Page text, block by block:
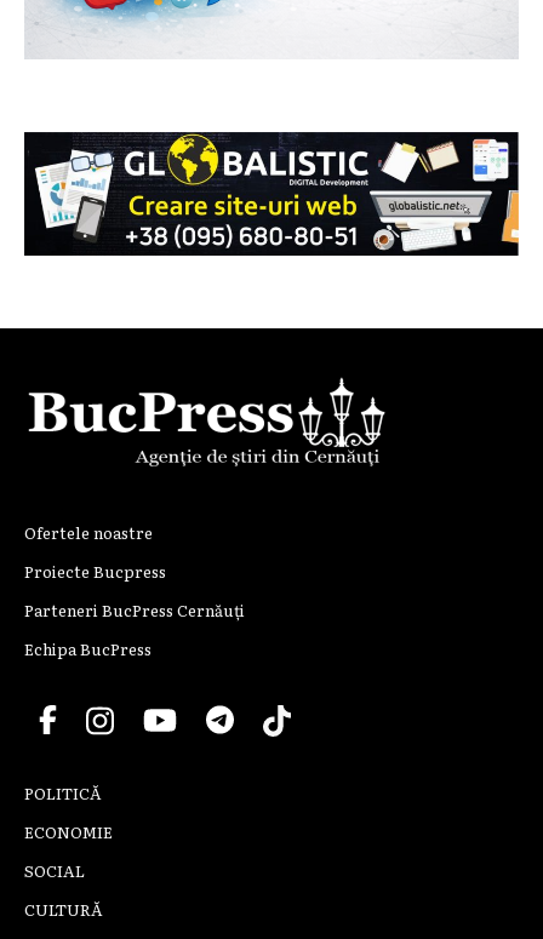
Ofertele noastre
Proiecte Bucpress
Parteneri BucPress Cernăuți
Echipa BucPress
POLITICĂ
ECONOMIE
SOCIAL
CULTURĂ